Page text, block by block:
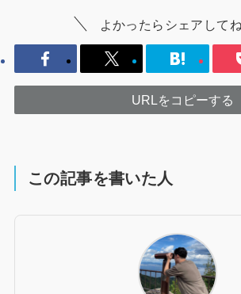
よかったらシェアしてね
URLをコピーする
この記事を書いた人